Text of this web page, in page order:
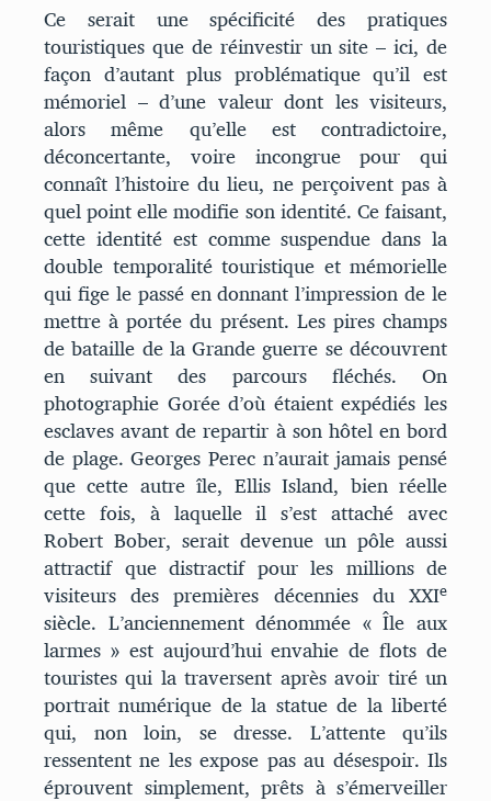
Ce serait une spécificité des pratiques
touristiques que de réinvestir un site – ici, de
façon d’autant plus problématique qu’il est
mémoriel – d’une valeur dont les visiteurs,
alors même qu’elle est contradictoire,
déconcertante, voire incongrue pour qui
connaît l’histoire du lieu, ne perçoivent pas à
quel point elle modifie son identité. Ce faisant,
cette identité est comme suspendue dans la
double temporalité touristique et mémorielle
qui fige le passé en donnant l’impression de le
mettre à portée du présent. Les pires champs
de bataille de la Grande guerre se découvrent
en suivant des parcours fléchés. On
photographie Gorée d’où étaient expédiés les
esclaves avant de repartir à son hôtel en bord
de plage. Georges Perec n’aurait jamais pensé
que cette autre île, Ellis Island, bien réelle
cette fois, à laquelle il s’est attaché avec
Robert Bober, serait devenue un pôle aussi
attractif que distractif pour les millions de
visiteurs des premières décennies du XXIe
siècle. L’anciennement dénommée « Île aux
larmes » est aujourd’hui envahie de flots de
touristes qui la traversent après avoir tiré un
portrait numérique de la statue de la liberté
qui, non loin, se dresse. L’attente qu’ils
ressentent ne les expose pas au désespoir. Ils
éprouvent simplement, prêts à s’émerveiller